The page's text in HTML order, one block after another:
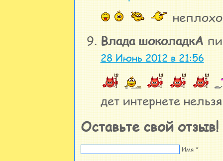
Влада шоколадкА
28 Июнь 2012 в 21:56
дет интернете нельзя
Оставьте свой отзыв!
Имя *